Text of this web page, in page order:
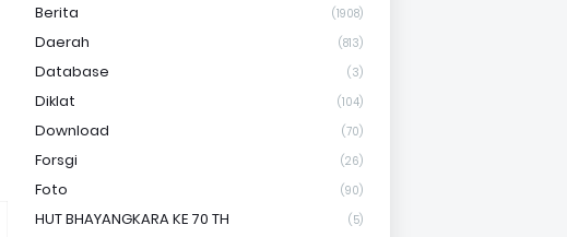
Berita (1908)
Daerah (813)
Database (3)
Diklat (104)
Download (70)
Forsgi (26)
Foto (90)
HUT BHAYANGKARA KE 70 TH (5)